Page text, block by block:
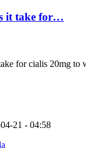
it take for…
for cialis 20mg to
21 - 04:58